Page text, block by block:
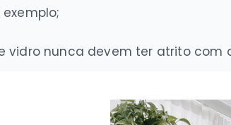
vidro nunca devem ter atrito com